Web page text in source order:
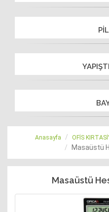
Anasayfa OFİS
Masaüstü
Masaüstü